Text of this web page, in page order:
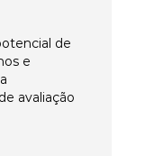
de
e
avaliação